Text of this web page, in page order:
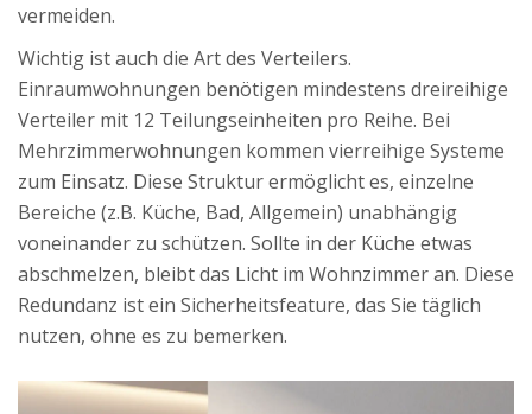
vermeiden.
Wichtig ist auch die Art des Verteilers.
Einraumwohnungen benötigen mindestens dreireihige
Verteiler mit 12 Teilungseinheiten pro Reihe. Bei
Mehrzimmerwohnungen kommen vierreihige Systeme
zum Einsatz. Diese Struktur ermöglicht es, einzelne
Bereiche (z.B. Küche, Bad, Allgemein) unabhängig
voneinander zu schützen. Sollte in der Küche etwas
abschmelzen, bleibt das Licht im Wohnzimmer an. Diese
Redundanz ist ein Sicherheitsfeature, das Sie täglich
nutzen, ohne es zu bemerken.